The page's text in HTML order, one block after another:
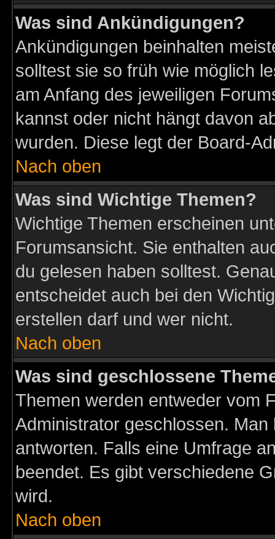
Was sind Ankündigungen?
Ankündigungen beinhalten
solltest sie so früh wie möglich
am Anfang des jeweiligen
kannst oder nicht hängt davon
wurden. Diese legt der Board-
Nach oben
Was sind Wichtige Themen?
Wichtige Themen erscheinen
Forumsansicht. Sie enthalten
du gelesen haben solltest.
entscheidet auch bei den
erstellen darf und wer nicht.
Nach oben
Was sind geschlossene
Themen werden entweder vom
Administrator geschlossen.
antworten. Falls eine Umfrage
beendet. Es gibt verschiedene
wird.
Nach oben